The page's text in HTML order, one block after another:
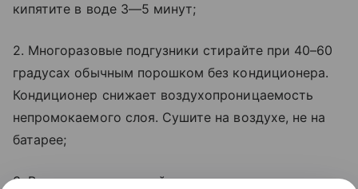
кипятите в воде 3—5 минут;
2. Многоразовые подгузники стирайте при 40–60
градусах обычным порошком без кондиционера.
Кондиционер снижает воздухопроницаемость
непромокаемого слоя. Сушите на воздухе, не на
батарее;
3. Ватные диски стирайте в сетчатом мешке для